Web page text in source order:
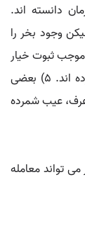
دانسته اند.
وجود بخر را
ثبوت خیار
دانسته اند. ۴)بعضی فقها مطلقا آن را عیب نشمرده اند. ۵) بعضی
عرف، عیب شمرده
تواند معامله